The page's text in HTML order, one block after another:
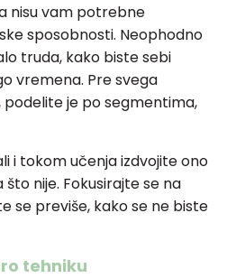
nisu vam potrebne
sposobnosti. Neophodno
truda, kako biste sebi
vremena. Pre svega
je po segmentima,
i tokom učenja izdvojite ono
nije. Fokusirajte se na
se previše, kako se ne biste
tehniku